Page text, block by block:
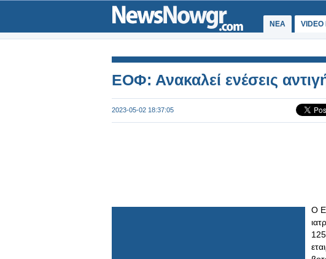
ΝΕΑ VIDEO
ΕΟΦ: Ανακαλεί ενέσεις
2023-05-02 18:37:05
Ο